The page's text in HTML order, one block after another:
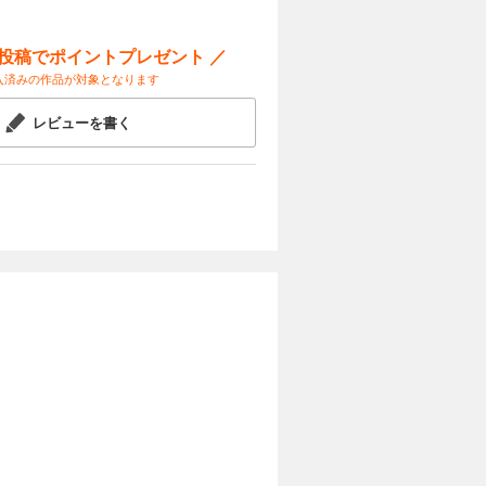
稿でポイントプレゼント ／
済みの作品が対象となります
レビューを書く